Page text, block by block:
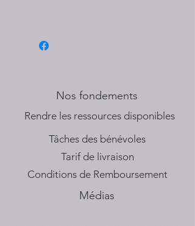
Nos fondements
​Rendre les ressources disponibles
Tâches des bénévoles
Tarif de livraison
Conditions de Remboursement
Médias